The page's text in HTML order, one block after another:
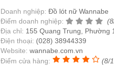
Doanh nghiệp: Đồ lót nữ Wannabe
Điểm doanh nghiệp:
Địa chỉ: 155 Quang Trung, Phường
Điện thoại: (028) 38944339
Website: wannabe.com.vn
Điểm cửa hàng:
(8/